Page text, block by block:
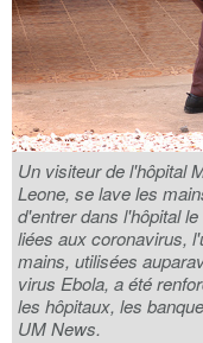
Un visiteur de l'hôpital
Leone, se lave les
d'entrer dans l'hôpital
liées aux coronavirus,
mains, utilisées
virus Ebola, a été
les hôpitaux, les
UM News.